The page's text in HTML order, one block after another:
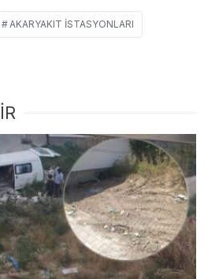
AKARYAKIT ISTASYONLARI